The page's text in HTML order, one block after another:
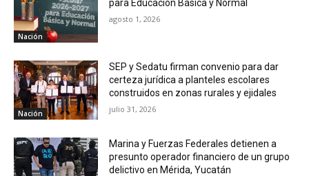
Nación
para Educación Básica y Normal
agosto 1, 2026
Nación
SEP y Sedatu firman convenio para dar
certeza jurídica a planteles escolares
construidos en zonas rurales y ejidales
julio 31, 2026
Marina y Fuerzas Federales detienen a
presunto operador financiero de un grupo
delictivo en Mérida, Yucatán